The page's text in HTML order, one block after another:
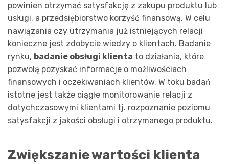
powinien otrzymać satysfakcję z zakupu produktu lub
usługi, a przedsiębiorstwo korzyść finansową. W celu
nawiązania czy utrzymania już istniejących relacji
konieczne jest zdobycie wiedzy o klientach. Badanie
rynku, badanie obsługi klienta to działania, które
pozwolą pozyskać informacje o możliwościach
finansowych i oczekiwaniach klientów. W toku badań
istotne jest także ciągłe monitorowanie relacji z
dotychczasowymi klientami tj. rozpoznanie poziomu
satysfakcji z jakości obsługi i otrzymanego produktu.
Zwiększanie wartości klienta